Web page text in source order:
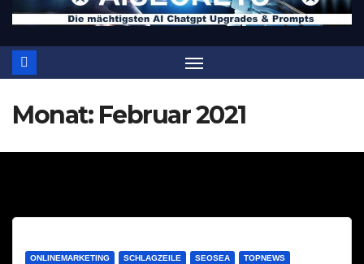
Monat: Februar 2021
ONLINEMARKETING SCHLAGZEILE SEOSEA TOPNEWS